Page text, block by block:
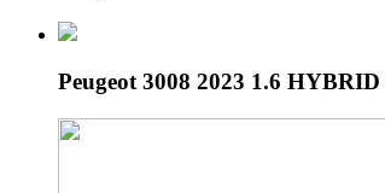
Peugeot 3008 2023 1.6